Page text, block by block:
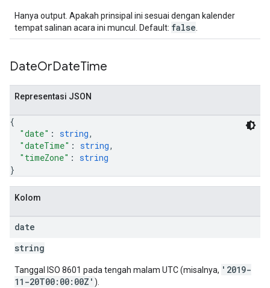
Hanya output. Apakah prinsipal ini sesuai dengan kalender
tempat salinan acara ini muncul. Default: false
DateOrDateTime
Representasi JSON
{
"date" : string,
"dateTime" : string,
"timeZone" : string
}
Kolom
date
string
Tanggal ISO 8601 pada tengah malam UTC (misalnya, '2019-
11-20T00:00:00Z' ).